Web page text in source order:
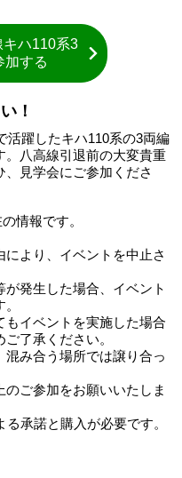
キハ110系3
加する
！
活躍したキハ110系の3両編
。八高線引退前の大変貴重
見学会にご参加くださ
情報です。
より、イベントを中止さ
発生した場合、イベント
イベントを実施した場合
了承ください。
み合う場所では譲り合っ
ご参加をお願いいたしま
承諾と購入が必要です。